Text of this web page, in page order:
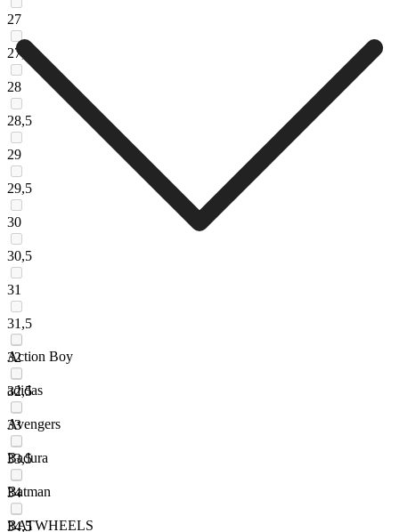
27
27,5
28
28,5
29
29,5
30
30,5
31
31,5
32
32,5
33
33,5
34
34,5
Action Boy
adidas
Avengers
Badura
Batman
BATWHEELS